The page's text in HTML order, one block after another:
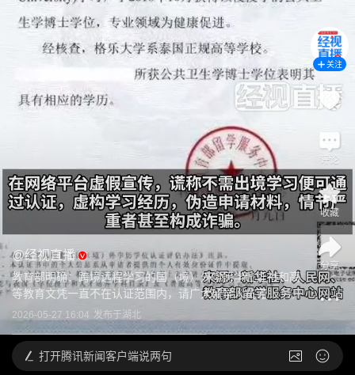
@经视直播
教育部明确：跨境远程学习的国（境）外学历学位证书和高
等教育文凭一直不在认证范围内，请广大留学人员谨... 展开
2026-05-27 16:04 发布于湖北
关注
评论
收藏
分享
打开腾讯新闻客户端说两句